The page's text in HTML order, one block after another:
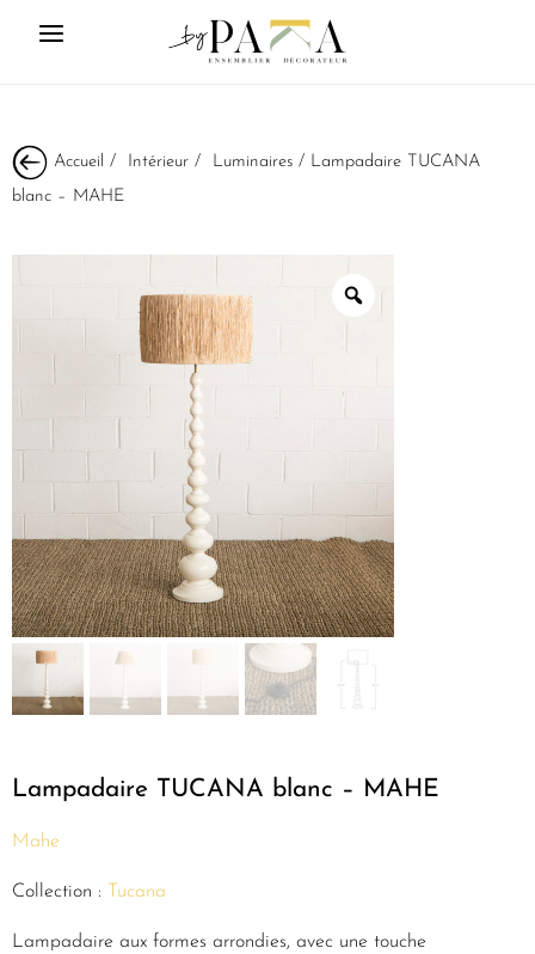
Accueil / Intérieur / Luminaires / Lampadaire TUCANA
blanc – MAHE
Lampadaire TUCANA blanc – MAHE
Mahe
Collection : Tucana
Lampadaire aux formes arrondies, avec une touche